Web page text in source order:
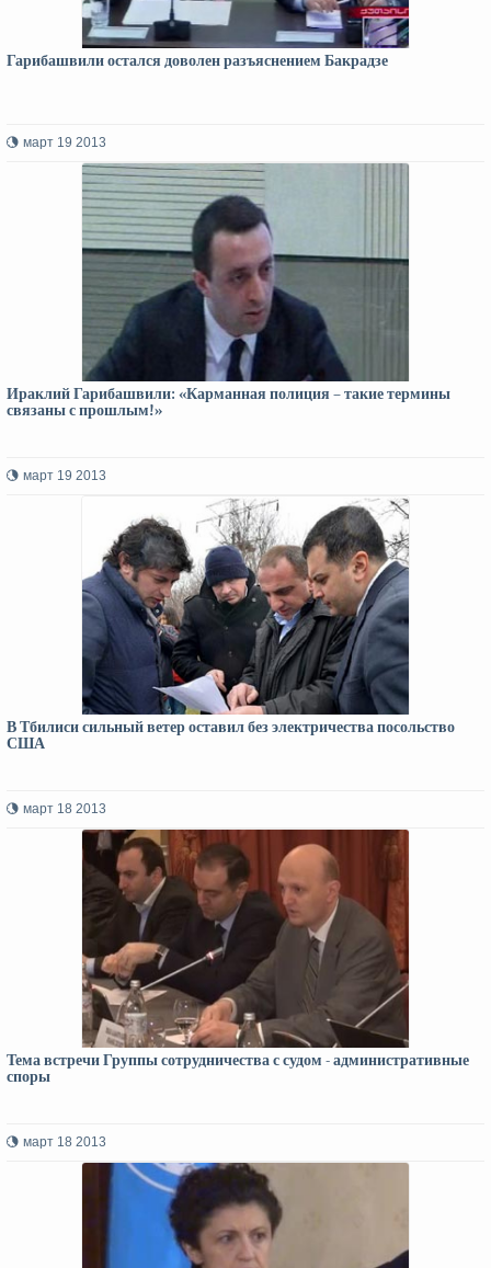
Гарибашвили остался доволен разъяснением Бакрадзе
март 19 2013
Ираклий Гарибашвили: «Карманная полиция – такие термины
связаны с прошлым!»
март 19 2013
В Тбилиси сильный ветер оставил без электричества посольство
США
март 18 2013
Тема встречи Группы сотрудничества с судом - административные
споры
март 18 2013